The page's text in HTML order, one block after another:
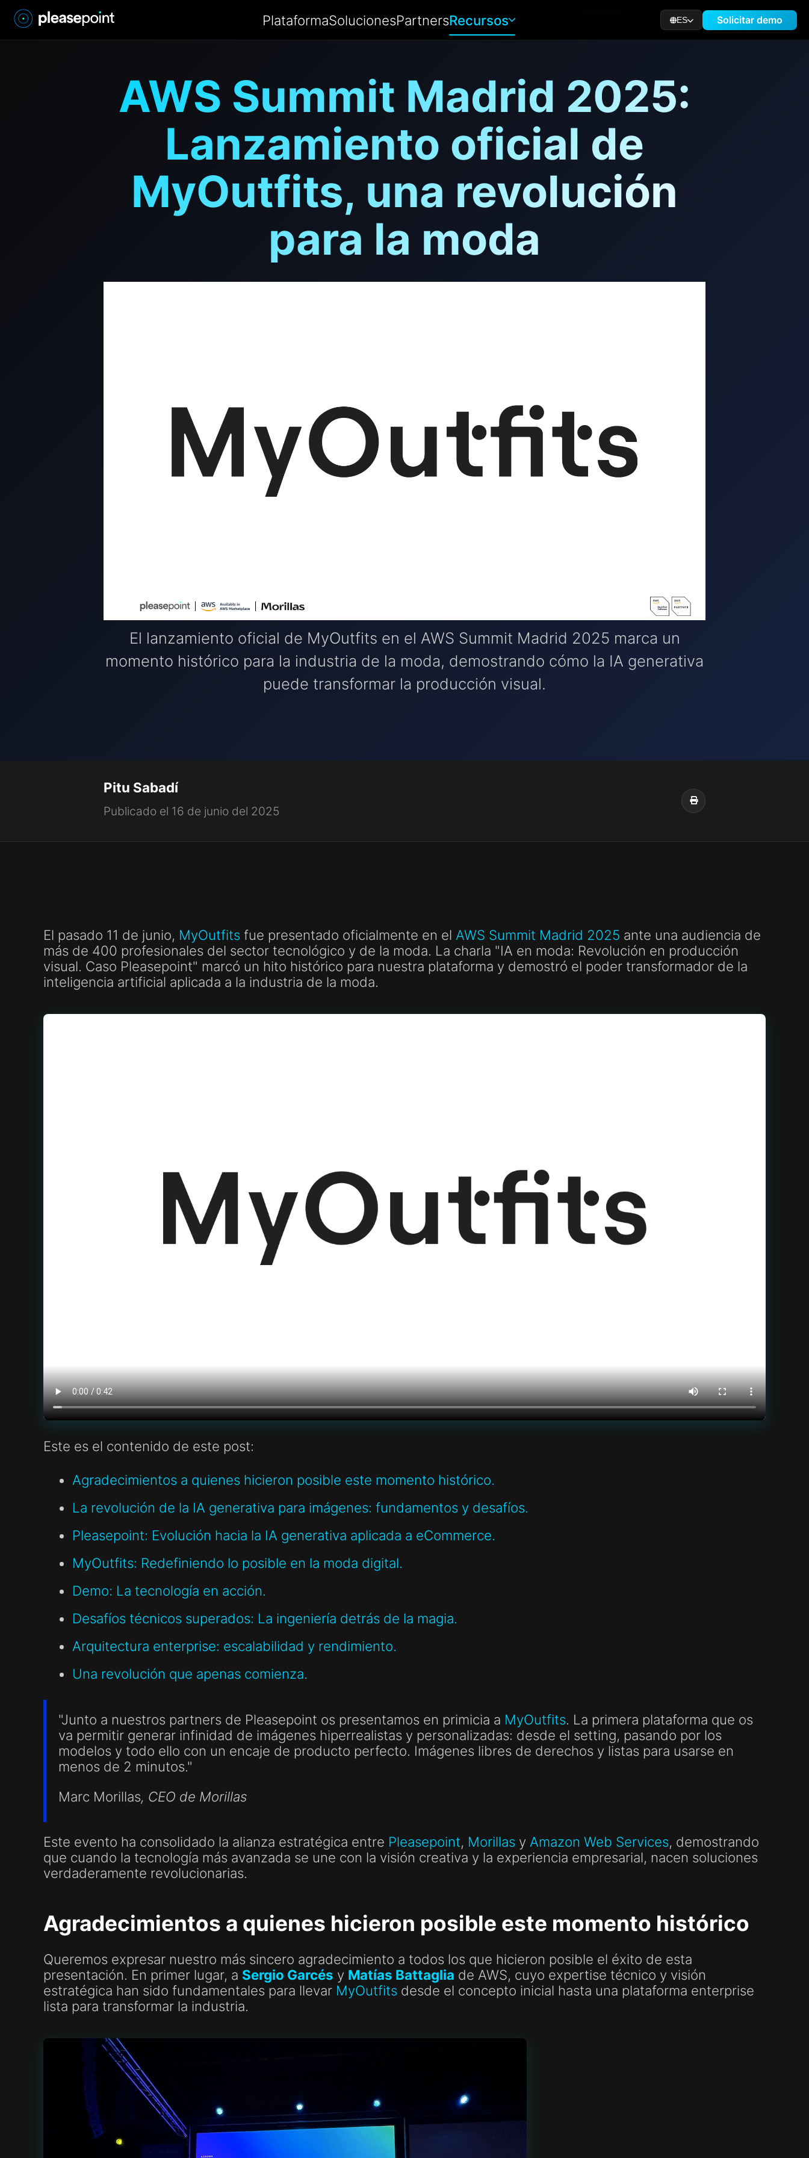
PlataformaSolucionesPartnersRecursos ES Solicitar demo
AWS Summit Madrid 2025:
Lanzamiento oficial de
MyOutfits, una revolución
para la moda
El lanzamiento oficial de MyOutfits en el AWS Summit Madrid 2025 marca un
momento histórico para la industria de la moda, demostrando cómo la IA generativa
puede transformar la producción visual.
Pitu Sabadí
Publicado el 16 de junio del 2025
El pasado 11 de junio, MyOutfits fue presentado oficialmente en el AWS Summit Madrid 2025 ante una audiencia de
más de 400 profesionales del sector tecnológico y de la moda. La charla "IA en moda: Revolución en producción
visual. Caso Pleasepoint" marcó un hito histórico para nuestra plataforma y demostró el poder transformador de la
inteligencia artificial aplicada a la industria de la moda.
Este es el contenido de este post:
Agradecimientos a quienes hicieron posible este momento histórico.
La revolución de la IA generativa para imágenes: fundamentos y desafíos.
Pleasepoint: Evolución hacia la IA generativa aplicada a eCommerce.
MyOutfits: Redefiniendo lo posible en la moda digital.
Demo: La tecnología en acción.
Desafíos técnicos superados: La ingeniería detrás de la magia.
Arquitectura enterprise: escalabilidad y rendimiento.
Una revolución que apenas comienza.
"Junto a nuestros partners de Pleasepoint os presentamos en primicia a MyOutfits. La primera plataforma que os
va permitir generar infinidad de imágenes hiperrealistas y personalizadas: desde el setting, pasando por los
modelos y todo ello con un encaje de producto perfecto. Imágenes libres de derechos y listas para usarse en
menos de 2 minutos."
Marc Morillas, CEO de Morillas
Este evento ha consolidado la alianza estratégica entre Pleasepoint, Morillas y Amazon Web Services, demostrando
que cuando la tecnología más avanzada se une con la visión creativa y la experiencia empresarial, nacen soluciones
verdaderamente revolucionarias.
Agradecimientos a quienes hicieron posible este momento histórico
Queremos expresar nuestro más sincero agradecimiento a todos los que hicieron posible el éxito de esta
presentación. En primer lugar, a Sergio Garcés y Matías Battaglia de AWS, cuyo expertise técnico y visión
estratégica han sido fundamentales para llevar MyOutfits desde el concepto inicial hasta una plataforma enterprise
lista para transformar la industria.